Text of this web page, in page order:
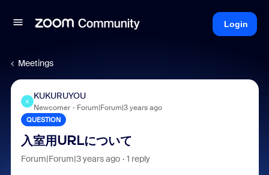
Login
Meetings
K
KUKURUYOU
Newcomer Forum|Forum|3 years ago
QUESTION
入室用URLについて
Forum|Forum|3 years ago 1 reply